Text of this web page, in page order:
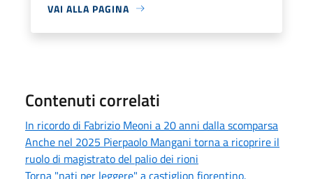
VAI ALLA PAGINA
Contenuti correlati
In ricordo di Fabrizio Meoni a 20 anni dalla scomparsa
Anche nel 2025 Pierpaolo Mangani torna a ricoprire il
ruolo di magistrato del palio dei rioni
Torna "nati per leggere" a castiglion fiorentino.